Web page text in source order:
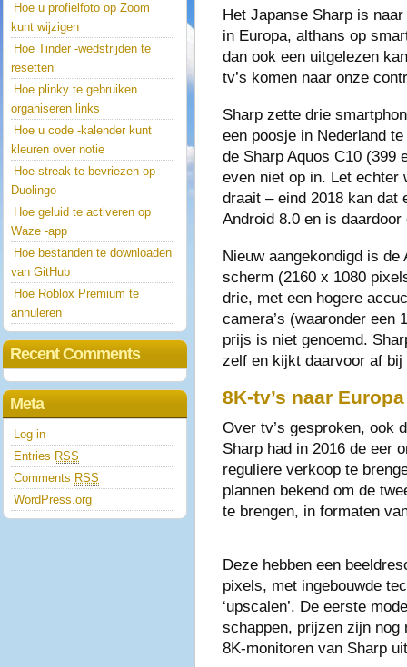
Het Japanse Sharp is
in Europa, althans op
dan ook een uitgelezen
tv’s komen naar onze
Sharp zette drie
een poosje in Nederland
de Sharp Aquos C10 (399
even niet op in. Let echter
draait – eind 2018 kan dat
Android 8.0 en is
Nieuw aangekondigd is
scherm (2160 x 1080
drie, met een hogere
camera’s (waaronder een
prijs is niet genoemd.
zelf en kijkt daarvoor af
8K-tv’s naar Europa
Over tv’s gesproken, ook
Sharp had in 2016 de eer
reguliere verkoop te
plannen bekend om de
te brengen, in formaten
Deze hebben een
pixels, met ingebouwde
‘upscalen’. De eerste
schappen, prijzen zijn
8K-monitoren van Sharp
Hoe u profielfoto op Zoom
kunt wijzigen
Hoe Tinder -wedstrijden te
resetten
Hoe plinky te gebruiken
organiseren links
Hoe u code -kalender kunt
kleuren over notie
Hoe streak te bevriezen op
Duolingo
Hoe geluid te activeren op
Waze -app
Hoe bestanden te downloaden
van GitHub
Hoe Roblox Premium te
annuleren
Recent Comments
Meta
Log in
Entries RSS
Comments RSS
WordPress.org